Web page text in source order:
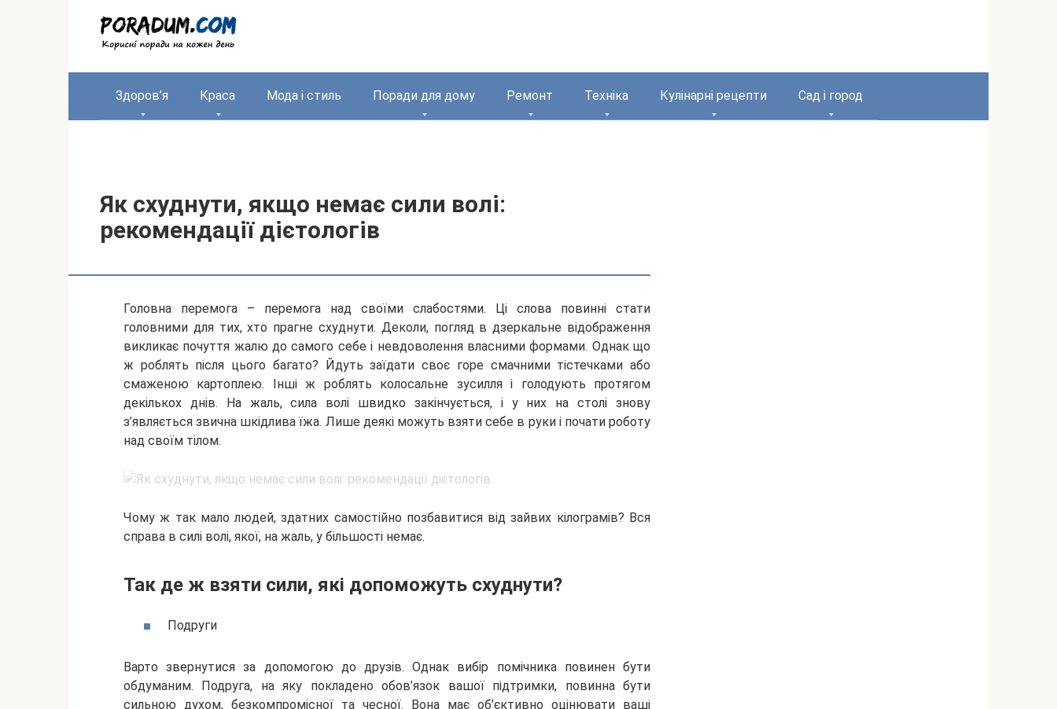
Здоров’я Краса Мода і стиль Поради для дому Ремонт Техніка Кулінарні рецепти Сад і город
Як схуднути, якщо немає сили волі:
рекомендації дієтологів
Головна перемога – перемога над своїми слабостями. Ці слова повинні стати
головними для тих, хто прагне схуднути. Деколи, погляд в дзеркальне відображення
викликає почуття жалю до самого себе і невдоволення власними формами. Однак що
ж роблять після цього багато? Йдутьзаїдати своє горе смачними тістечками або
смаженою картоплею. Інші ж роблять колосальне зусилля і голодують протягом
декількох днів. На жаль, сила волі швидко закінчується, і у них на столі знову
з’являється звична шкідлива їжа. Лише деякі можуть взяти себе в руки і почати роботу
над своїм тілом.
Чому ж так мало людей, здатних самостійно позбавитися від зайвих кілограмів? Вся
справа в силі волі, якої, на жаль, у більшості немає.
Так де ж взяти сили, які допоможуть схуднути?
Подруги
Варто звернутися за допомогою до друзів. Однак вибір помічника повинен бути
обдуманим. Подруга, на яку покладено обов’язок вашої підтримки, повинна бути
сильною духом, безкомпромісної та чесної. Вона має об’єктивно оцінювати ваші